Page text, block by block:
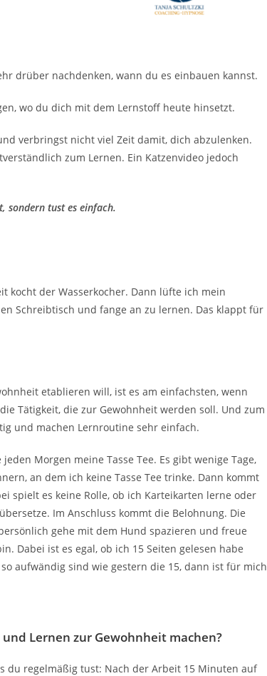
drüber nachdenken, wann du es einbauen kannst.
wo du dich mit dem Lernstoff heute hinsetzt.
verbringst nicht viel Zeit damit, dich abzulenken.
zum Lernen. Ein Katzenvideo jedoch
sondern tust es einfach.
kocht der Wasserkocher. Dann lüfte ich mein
Schreibtisch und fange an zu lernen. Das klappt für
etablieren will, ist es am einfachsten, wenn
Tätigkeit, die zur Gewohnheit werden soll. Und zum
und machen Lernroutine sehr einfach.
Morgen meine Tasse Tee. Es gibt wenige Tage,
an dem ich keine Tasse Tee trinke. Dann kommt
spielt es keine Rolle, ob ich Karteikarten lerne oder
Im Anschluss kommt die Belohnung. Die
gehe mit dem Hund spazieren und freue
Dabei ist es egal, ob ich 15 Seiten gelesen habe
aufwändig sind wie gestern die 15, dann ist für mich
Lernen zur Gewohnheit machen?
du regelmäßig tust: Nach der Arbeit 15 Minuten auf